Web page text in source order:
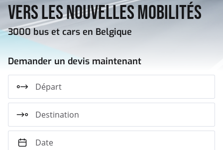
Vers les nouvelles mobilités
3000 bus et cars en Belgique
Demander un devis maintenant
Départ
Destination
Date